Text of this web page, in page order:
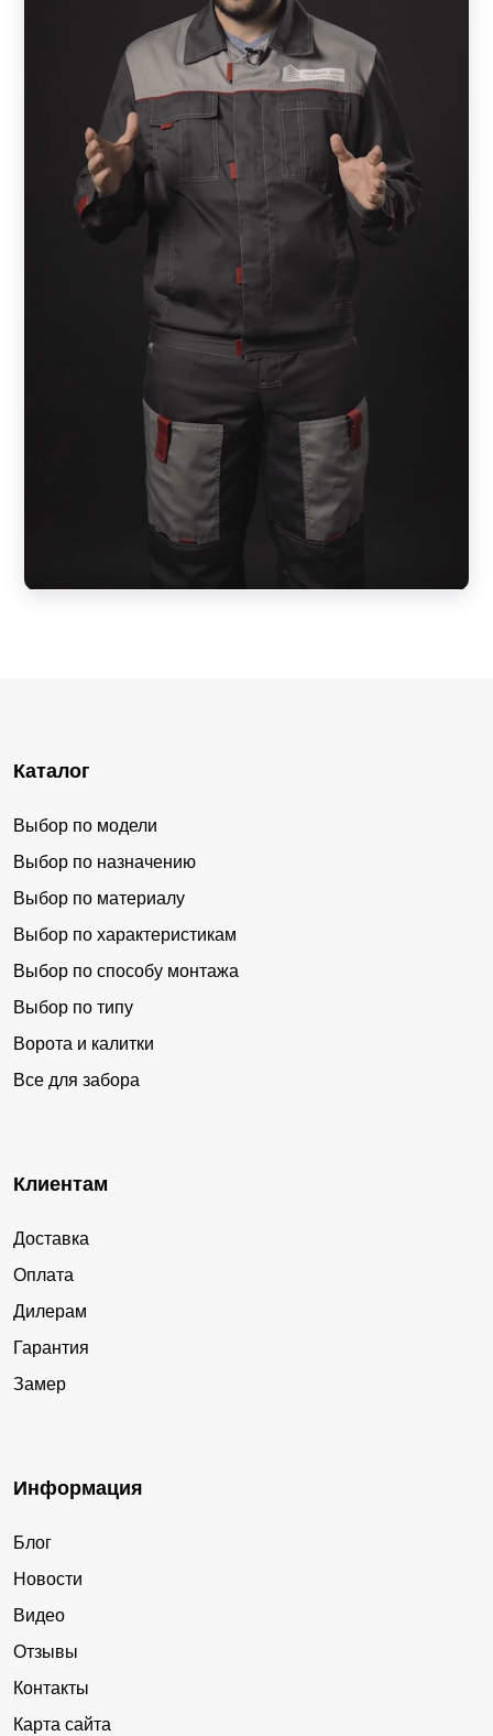
Каталог
Выбор по модели
Выбор по назначению
Выбор по материалу
Выбор по характеристикам
Выбор по способу монтажа
Выбор по типу
Ворота и калитки
Все для забора
Клиентам
Доставка
Оплата
Дилерам
Гарантия
Замер
Информация
Блог
Новости
Видео
Отзывы
Контакты
Карта сайта